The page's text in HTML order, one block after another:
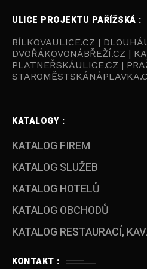
ULICE PROJEKTU PAŘÍŽSKÁ :
BÍLKOVAULICE.CZ |
DVOŘÁKOVONÁBŘEŽÍ.CZ |
PLATNEŘSKÁULICE.CZ |
KATALOGY :
KATALOG FIREM
KATALOG SLUŽEB
KATALOG HOTELŮ
KATALOG OBCHODŮ
KATALOG RESTAURACÍ,
KONTAKT :